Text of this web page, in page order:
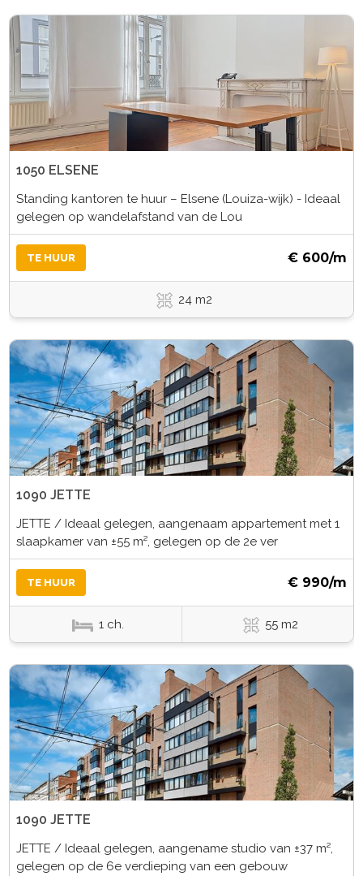
1050 ELSENE
Standing kantoren te huur – Elsene (Louiza-wijk) - Ideaal
gelegen op wandelafstand van de Lou
TE HUUR € 600/m
24 m2
1090 JETTE
JETTE / Ideaal gelegen, aangenaam appartement met 1
slaapkamer van ±55 m², gelegen op de 2e ver
TE HUUR € 990/m
1 ch. 55 m2
1090 JETTE
JETTE / Ideaal gelegen, aangename studio van ±37 m²,
gelegen op de 6e verdieping van een gebouw